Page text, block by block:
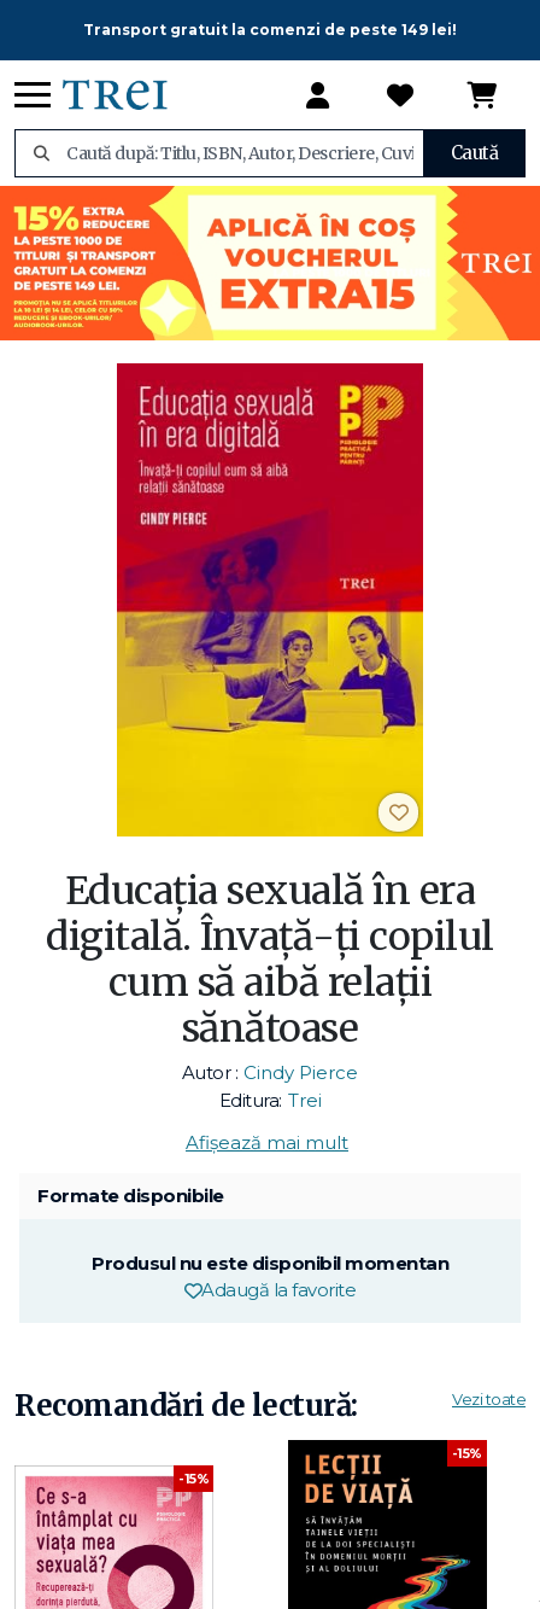
Transport gratuit la comenzi de peste 149 lei!
Caută
Educația sexuală în era
digitală. Învață-ți copilul
cum să aibă relații
sănătoase
Autor : Cindy Pierce
Editura: Trei
Afișează mai mult
Formate disponibile
Produsul nu este disponibil momentan
Adaugă la favorite
Recomandări de lectură: Vezi toate
-15%
-15%